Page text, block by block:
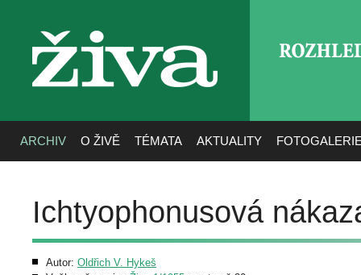
živa
ARCHIV O ŽIVĚ TÉMATA AKTUALITY
Ichtyophonusová
Autor: Oldřich V. Hykeš